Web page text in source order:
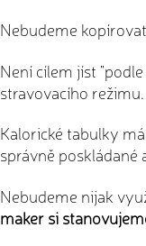
Nebudeme
Není cílem jíst
stravovacího režimu.
Kalorické tabulky
správně
Nebudeme nijak
maker si